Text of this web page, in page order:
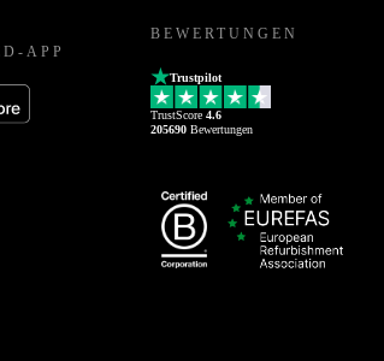
APP
BEWERTUNGEN
Trustpilot
TrustScore 4.6
205690 Bewertungen